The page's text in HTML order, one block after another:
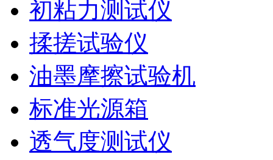
初粘力测试仪
揉搓试验仪
油墨摩擦试验机
标准光源箱
透气度测试仪